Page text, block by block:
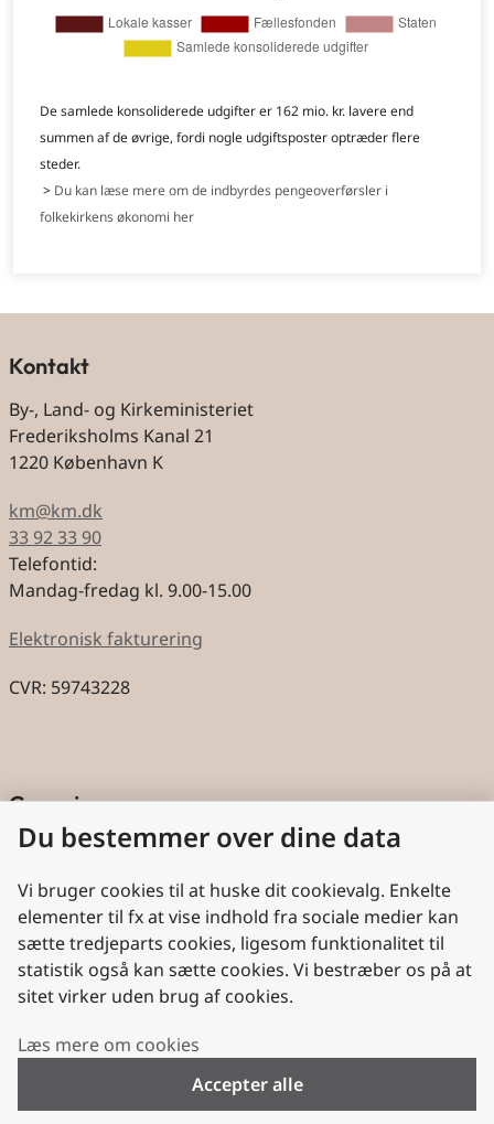
De samlede konsoliderede udgifter er 162 mio. kr. lavere end
summen af de øvrige, fordi nogle udgiftsposter optræder flere
steder.
> Du kan læse mere om de indbyrdes pengeoverførsler i
folkekirkens økonomi her
Kontakt
By-, Land- og Kirkeministeriet
Frederiksholms Kanal 21
1220 København K
km@km.dk
33 92 33 90
Telefontid:
Mandag-fredag kl. 9.00-15.00
Elektronisk fakturering
CVR: 59743228
Genveje
Cookies
Aktindsigt
Persondatabeskyttelse
Nyttige links
Plan- og Landdistriktsstyrelsen
Folkekirken.dk
Du bestemmer over dine data
Vi bruger cookies til at huske dit cookievalg. Enkelte
elementer til fx at vise indhold fra sociale medier kan
sætte tredjeparts cookies, ligesom funktionalitet til
statistik også kan sætte cookies. Vi bestræber os på at
sitet virker uden brug af cookies.
Læs mere om cookies
Accepter alle